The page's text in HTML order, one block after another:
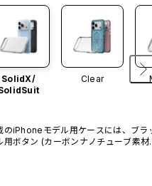
SolidX/
Clear
のiPhoneモデル用ケースには、ブラ
用ボタン (カーボンナノチューブ素材)